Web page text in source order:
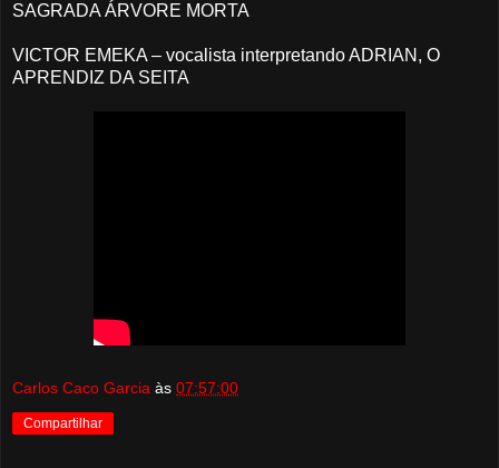
SAGRADA ÁRVORE MORTA
VICTOR EMEKA – vocalista interpretando ADRIAN, O
APRENDIZ DA SEITA
Carlos Caco Garcia às 07:57:00
Compartilhar